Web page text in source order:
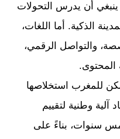
ينبغي أن يدرس التحولات
الذكية. أما اللغات،
والتواصل الرقمي،
المحتوى.
للمغرب استخلاصها
آلية وطنية لتقييم
سنوات، بناءً على